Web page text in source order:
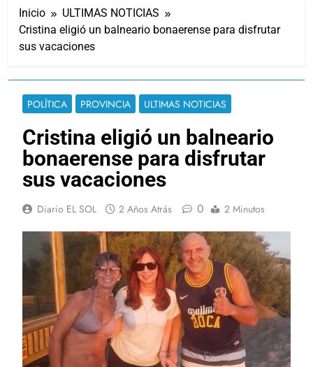
Inicio
ULTIMAS NOTICIAS
Cristina eligió un balneario bonaerense para disfrutar
sus vacaciones
POLÍTICA PROVINCIA ULTIMAS NOTICIAS
Cristina eligió un balneario
bonaerense para disfrutar
sus vacaciones
Diario EL SOL 2 Años Atrás 0 2 Minutos